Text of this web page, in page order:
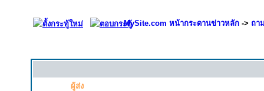
MySite.com หน้ากระดานข่าวหลัก -> ถา
ผู้ส่ง